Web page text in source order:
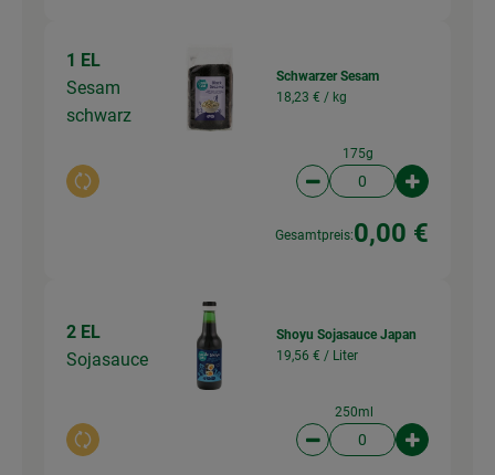
1 EL
Sesam
schwarz
Auswahl ändern
Schwarzer Sesam
18,23 € / kg
175g
Artikelanzahl
Gesamtpreis:0,00 €
2 EL
Sojasauce
Auswahl ändern
Shoyu Sojasauce Japan
19,56 € / Liter
250ml
Artikelanzahl